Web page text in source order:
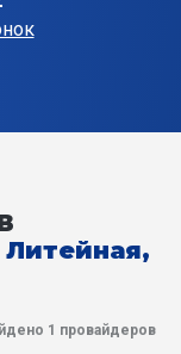
Литейная,
1 провайдеров